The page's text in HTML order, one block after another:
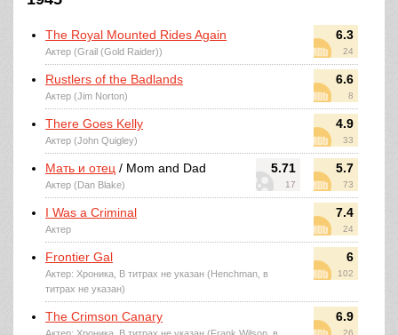
6.3
24
The Royal Mounted Rides Again
Актер (Grail (Gold Raider))
6.6
8
Rustlers of the Badlands
Актер (Jim Norton)
4.9
33
There Goes Kelly
Актер (John Quigley)
5.71
17
5.7
73
Мать и отец / Mom and Dad
Актер (Dan Blake)
7.4
24
I Was a Criminal
Актер
6
102
Frontier Gal
Актер: Хроника, В титрах не указан (Henchman, в
титрах не указан)
6.9
26
The Crimson Canary